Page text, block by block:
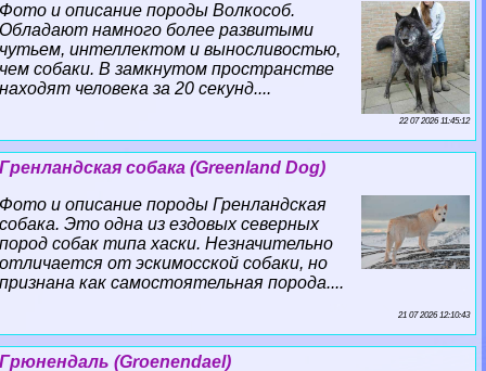
Фото и описание породы Волкособ.
Обладают намного более развитыми
чутьем, интеллектом и выносливостью,
чем собаки. В замкнутом прострaнcтве
находят человека за 20 секунд....
22 07 2026 11:45:12
Гренландская собака (Greenland Dog)
Фото и описание породы Гренландская
собака. Это одна из ездовых северных
пород собак типа хаски. Незначительно
отличается от эскимосской собаки, но
признана как самостоятельная порода....
21 07 2026 12:10:43
Грюнендаль (Groenendael)